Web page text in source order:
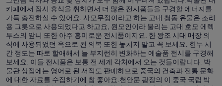
카페에서 잠시 휴식을 취하면서 더 많은 전시품들을 구경할 에너지를
가득 충전하실 수 있어요. 사모무정이라고 하는 고대 청동 유물은 조리
용 그릇으로 사용되었다고 하고요, 원모인이라 불리는 고대 호모 에렉
투스의 앞니 또한 아주 흥미로운 전시품이지요. 한 왕조 시대 매장 의
식에 사용되었던 옥으로 된 의복 또한 놓치지 말고 꼭 보세요. 한두 시
간 정도는 따로 할애해서 늘 부지런히 변화하는 예술품 전시를 구경해
보세요. 이들 전시품은 보통 전 세계 각처에서 오는 것들이랍니다. 박
물관 상점에는 영어로 된 서적도 판매하므로 중국의 건축과 전통 문화
에 대한 자료를 수집하기에 참 좋아요.천안문 광장의 이 중국 국립 박